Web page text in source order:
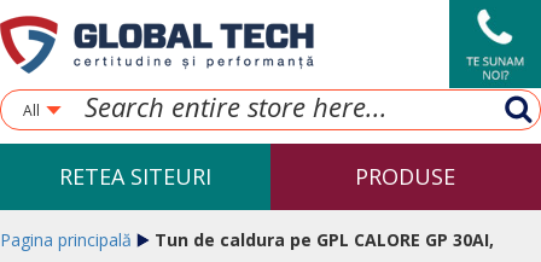
All
RETEA SITEURI PRODUSE
Pagina principală Tun de caldura pe GPL CALORE GP 30AI,